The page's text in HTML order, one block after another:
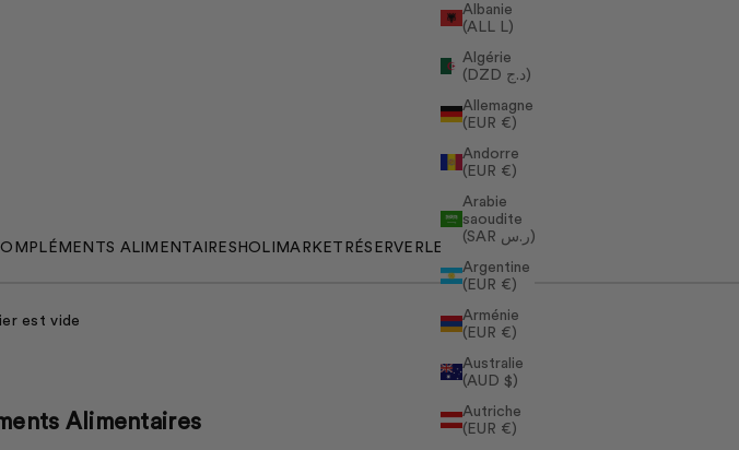
ALIMENTAIRES HOLIMARKET RÉSERVER LE HOLICLUB
Albanie
(ALL L)
Algérie
(DZD د.ج)
Allemagne
(EUR €)
Andorre
(EUR €)
Arabie
saoudite
(SAR ر.س)
Argentine
(EUR €)
Arménie
(EUR €)
Australie
(AUD $)
Autriche
(EUR €)
est vide
Alimentaires